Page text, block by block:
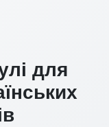
для